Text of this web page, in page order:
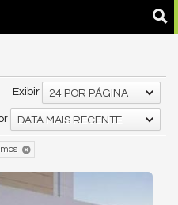
Exibir 24 POR PÁGINA
DATA MAIS RECENTE